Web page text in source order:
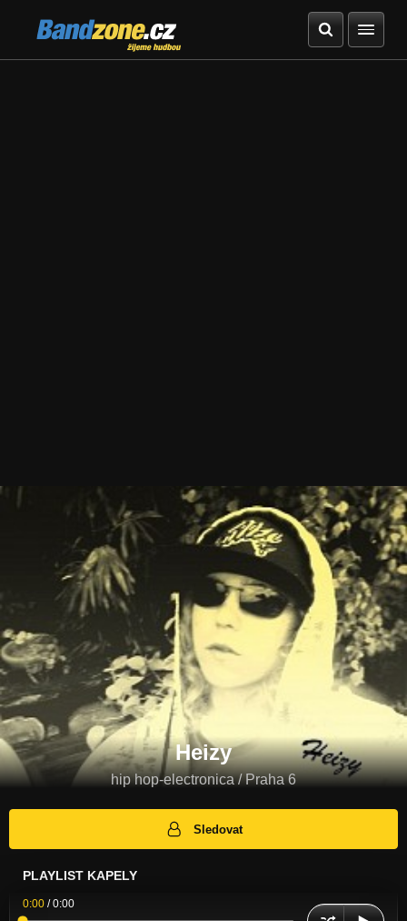
Bandzone.cz
žijeme hudbou
Heizy
hip hop-electronica / Praha 6
Sledovat
PLAYLIST KAPELY
0:00 /0:00